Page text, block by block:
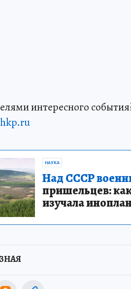
интересного
НАУКА
Над СССР
пришельцев:
изучала